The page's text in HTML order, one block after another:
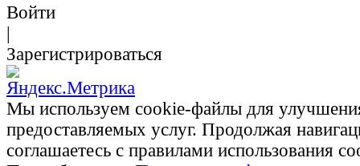
Войти
Зарегистрироваться
Мы используем cookie-файлы для
предоставляемых услуг. Продолжая
соглашаетесь с правилами использования